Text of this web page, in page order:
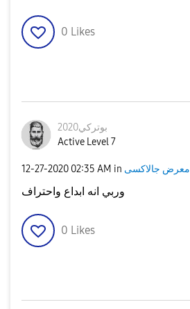
0 Likes
بوتركي2020
Active Level 7
‎12-27-2020 02:35 AM in معرض جالاكسى
وربي انه ابداع واحتراف
0 Likes